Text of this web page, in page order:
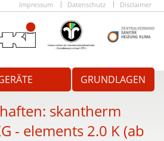
Impressum Datenschutz Disclaimer
GRUNDLAGEN
skantherm
- elements 2.0 K (ab